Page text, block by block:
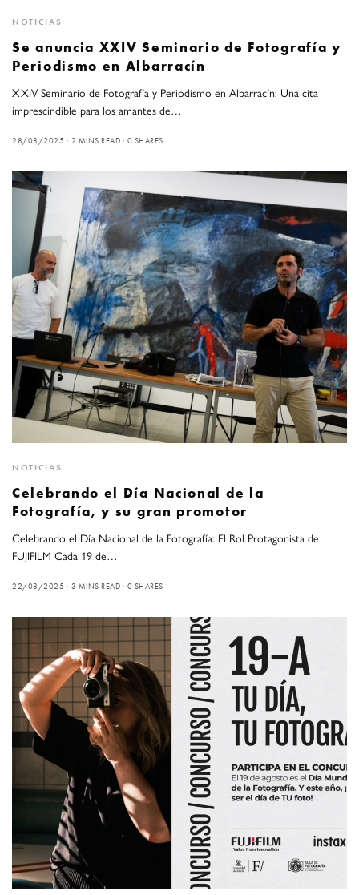
NOTICIAS
Se anuncia XXIV Seminario de Fotografía y
Periodismo en Albarracín
XXIV Seminario de Fotografía y Periodismo en Albarracín: Una cita
imprescindible para los amantes de…
28/08/2025 2 MINS READ 0 SHARES
NOTICIAS
Celebrando el Día Nacional de la
Fotografía, y su gran promotor
Celebrando el Día Nacional de la Fotografía: El Rol Protagonista de
FUJIFILM Cada 19 de…
22/08/2025 3 MINS READ 0 SHARES